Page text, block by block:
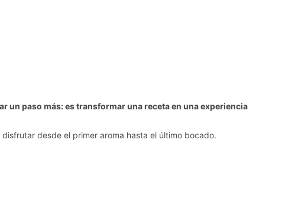
un paso más: es transformar una receta en una experiencia
desde el primer aroma hasta el último bocado.